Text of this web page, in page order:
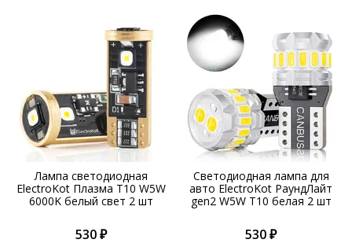
Лампа светодиодная
ElectroKot Плазма T10 W5W
6000K белый свет 2 шт
530 ₽
Светодиодная лампа для
авто ElectroKot РаундЛайт
gen2 W5W T10 белая 2 шт
530 ₽